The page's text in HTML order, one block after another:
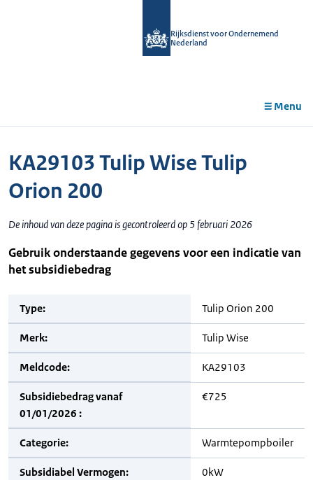
Rijksdienst voor Ondernemend
Nederland
Menu
KA29103 Tulip Wise Tulip
Orion 200
De inhoud van deze pagina is gecontroleerd op 5 februari 2026
Gebruik onderstaande gegevens voor een indicatie van
het subsidiebedrag
Type: Tulip Orion 200
Merk: Tulip Wise
Meldcode: KA29103
Subsidiebedrag vanaf
01/01/2026 :
€725
Categorie: Warmtepompboiler
Subsidiabel Vermogen: 0kW